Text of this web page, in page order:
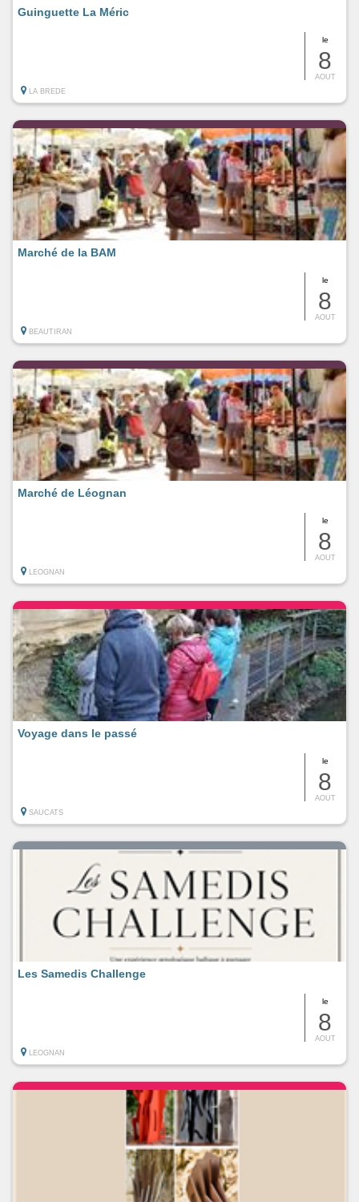
le
8
AOUT
Guinguette La Méric
LA BREDE
le
8
AOUT
Marché de la BAM
BEAUTIRAN
le
8
AOUT
Marché de Léognan
LEOGNAN
le
8
AOUT
Voyage dans le passé
SAUCATS
le
8
AOUT
Les Samedis Challenge
LEOGNAN